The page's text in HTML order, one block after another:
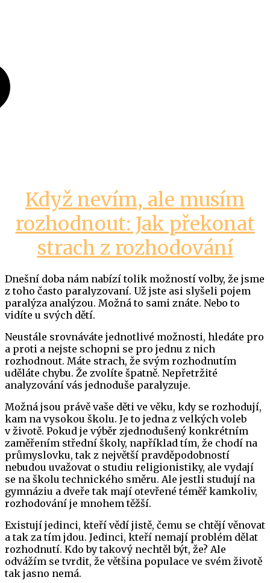
Když nevím, ale musím
rozhodnout: Jak překonat
strach z rozhodování
Dnešní doba nám nabízí tolik možností volby, že jsme
z toho často paralyzovaní. Už jste asi slyšeli pojem
paralýza analýzou. Možná to sami znáte. Nebo to
vidíte u svých dětí.
Neustále srovnáváte jednotlivé možnosti, hledáte pro
a proti a nejste schopni se pro jednu z nich
rozhodnout. Máte strach, že svým rozhodnutím
uděláte chybu. Že zvolíte špatně. Nepřetržité
analyzování vás jednoduše paralyzuje.
Možná jsou právě vaše děti ve věku, kdy se rozhodují,
kam na vysokou školu. Je to jedna z velkých voleb
v životě. Pokud je výběr zjednodušený konkrétním
zaměřením střední školy, například tím, že chodí na
průmyslovku, tak z největší pravděpodobností
nebudou uvažovat o studiu religionistiky, ale vydají
se na školu technického směru. Ale jestli studují na
gymnáziu a dveře tak mají otevřené téměř kamkoliv,
rozhodování je mnohem těžší.
Existují jedinci, kteří vědí jistě, čemu se chtějí věnovat
a tak za tím jdou. Jedinci, kteří nemají problém dělat
rozhodnutí. Kdo by takový nechtěl být, že? Ale
odvážím se tvrdit, že většina populace ve svém životě
tak jasno nemá.